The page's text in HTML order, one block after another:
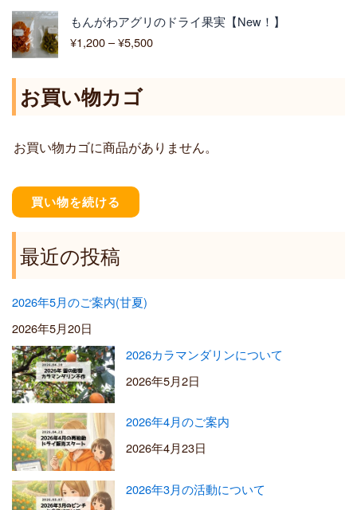
–
¥
もんがわアグリのドライ果実【New！】
¥1,200 –¥5,500
格
帯
0
お買い物カゴ
お買い物カゴに商品がありません。
買い物を続ける
最近の投稿
2026年5月のご案内(甘夏)
2026年5月20日
2026カラマンダリンについて
2026年5月2日
2026年4月のご案内
2026年4月23日
2026年3月の活動について